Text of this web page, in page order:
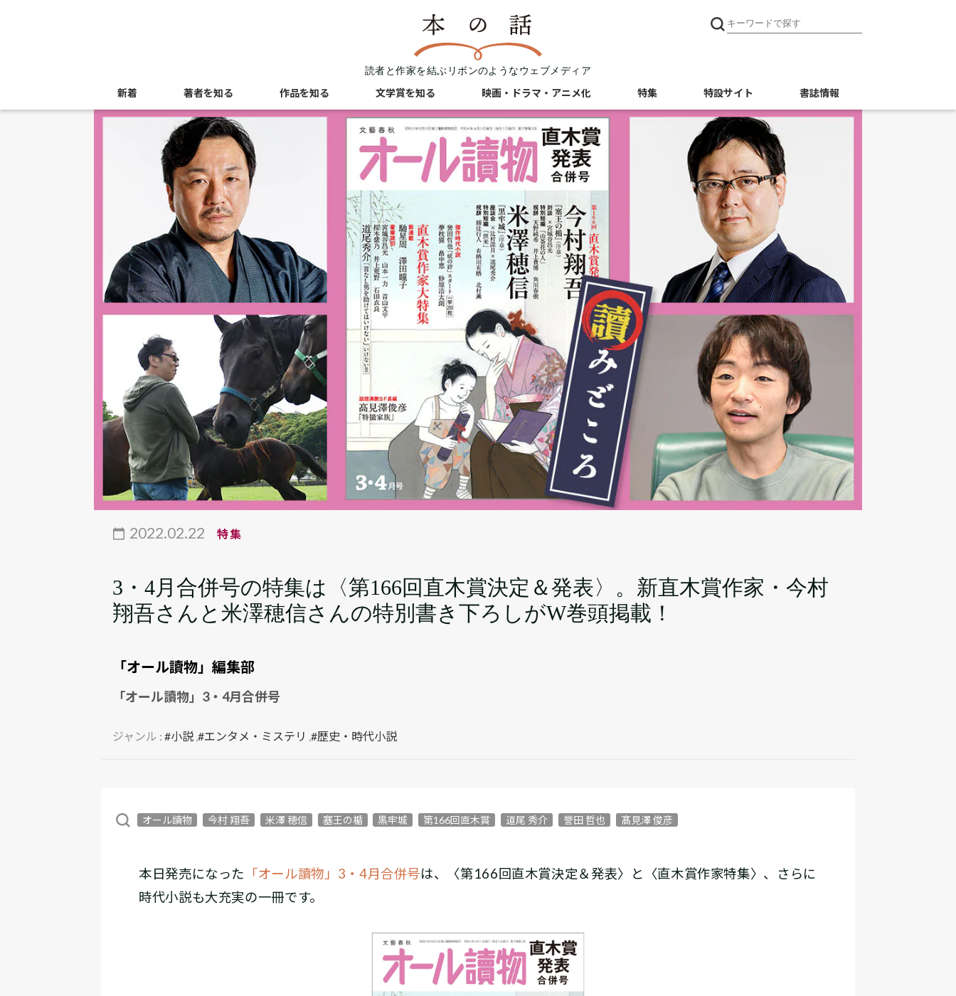
読者と作家を結ぶリボンのようなウェブメディア
新着 著者を知る 作品を知る 文学賞を知る 映画・ドラマ・アニメ化 特集 特設サイト 書誌情報
2022.02.22 特集
3・4月合併号の特集は〈第166回直木賞決定＆発表〉。新直木賞作家・今村
翔吾さんと米澤穂信さんの特別書き下ろしがW巻頭掲載！
「オール讀物」編集部
「オール讀物」3・4月合併号
ジャンル : #小説,#エンタメ・ミステリ ,#歴史・時代小説
オール讀物 今村 翔吾 米澤 穂信 塞王の楯 黒牢城 第166回直木賞 道尾 秀介 誉田 哲也 髙見澤 俊彦
本日発売になった 「オール讀物」3・4月合併号は、〈第166回直木賞決定＆発表〉と〈直木賞作家特集〉、さらに
時代小説も大充実の一冊です。